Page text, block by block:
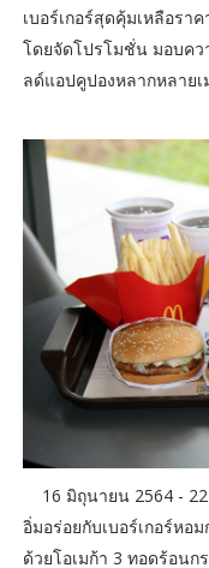
เบอร์เกอร์สุดคุ้มเหลือรา
โดยจัดโปรโมชั่น มอบค
ลด์แอปคูปองหลากหลาย
16 มิถุนายน 2564 -
อิ่มอร่อยกับเบอร์เกอร์ห
ด้วยโอเมก้า 3 ทอดร้อน